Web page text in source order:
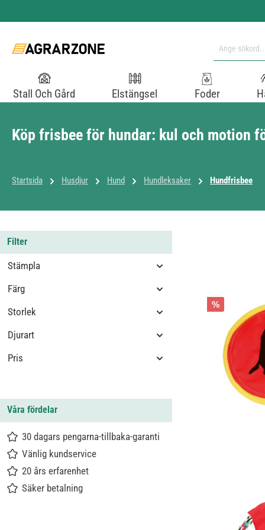
Stall Och Gård Elstängsel Foder
Köp frisbee för hundar: kul och motion
Startsida Husdjur Hund Hundleksaker Hundfrisbee
Filter
Stämpla
Färg
Storlek
Djurart
Pris
Våra fördelar
30 dagars pengarna-tillbaka-garanti
Vänlig kundservice
20 års erfarenhet
Säker betalning
%